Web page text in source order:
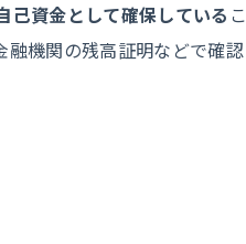
己資金として確保している こ
融機関の残高証明などで確認